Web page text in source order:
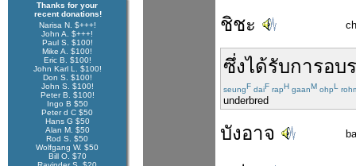
Thanks for your
recent donations!
Narisa N. $+++!
John A. $+++!
Paul S. $100!
Mike A. $100!
Eric B. $100!
John Karl L. $100!
Don S. $100!
John S. $100!
Peter B. $100!
Ingo B $50
Peter d C $50
Hans G $50
Alan M. $50
Rod S. $50
Wolfgang W. $50
Bill O. $70
ชิชะ
ซึ่งได้รับการอบ
seungF daiF rapH gaanM ohpL
underbred
บังอาจ